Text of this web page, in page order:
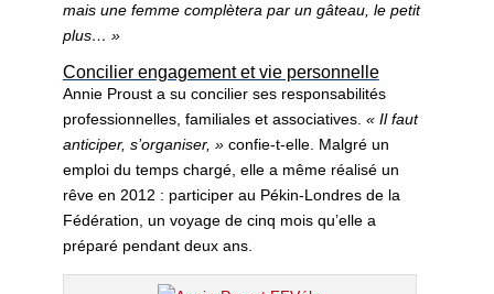
mais une femme complètera par un gâteau, le petit
plus… »
Concilier engagement et vie personnelle
Annie Proust a su concilier ses responsabilités
professionnelles, familiales et associatives. « Il faut
anticiper, s’organiser, »confie-t-elle. Malgré un
emploi du temps chargé, elle a même réalisé un
rêve en 2012 : participer au Pékin-Londres de la
Fédération , un voyage de cinq mois qu’elle a
préparé pendant deux ans.